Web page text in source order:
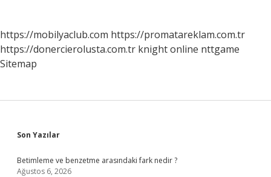
https://mobilyaclub.com https://promatareklam.com.tr
https://donercierolusta.com.tr knight online nttgame
Sitemap
Sidebar
Son Yazılar
Betimleme ve benzetme arasındaki fark nedir ?
Ağustos 6, 2026